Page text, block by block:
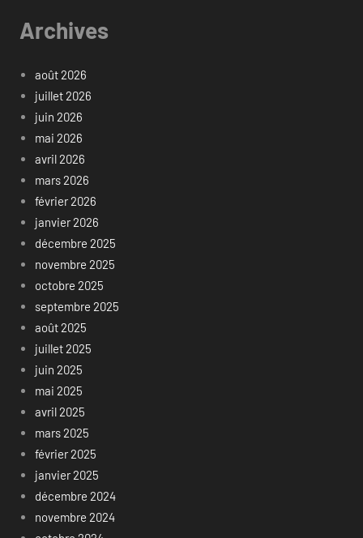
Archives
août 2026
juillet 2026
juin 2026
mai 2026
avril 2026
mars 2026
février 2026
janvier 2026
décembre 2025
novembre 2025
octobre 2025
septembre 2025
août 2025
juillet 2025
juin 2025
mai 2025
avril 2025
mars 2025
février 2025
janvier 2025
décembre 2024
novembre 2024